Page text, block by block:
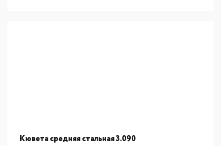
Кювета средняя стальная 3.090